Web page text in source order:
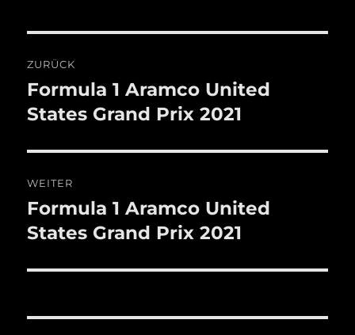
ZURÜCK
Vorheriger
Beitrag:
Formula 1 Aramco United
States Grand Prix 2021
WEITER
Nächster
Beitrag:
Formula 1 Aramco United
States Grand Prix 2021